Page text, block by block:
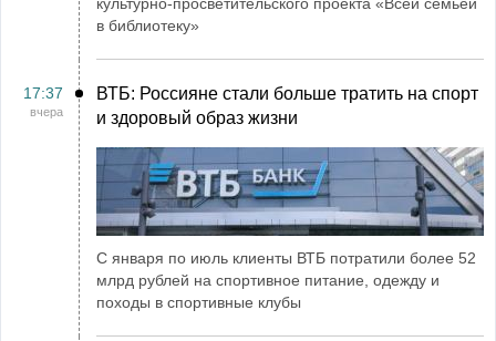
в библиотеку»
17:37
вчера
ВТБ: Россияне стали больше тратить на спорт
и здоровый образ жизни
С января по июль клиенты ВТБ потратили более 52
млрд рублей на спортивное питание, одежду и
походы в спортивные клубы